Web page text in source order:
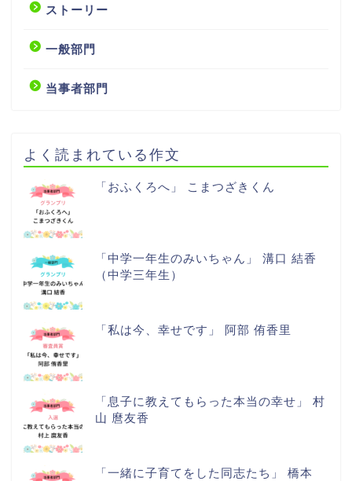
ストーリー
一般部門
当事者部門
よく読まれている作文
「おふくろへ」 こまつざきくん
「中学一年生のみいちゃん」 溝口 結香
（中学三年生）
「私は今、幸せです」 阿部 侑香里
「息子に教えてもらった本当の幸せ」 村
山 麿友香
「一緒に子育てをした同志たち」 橋本